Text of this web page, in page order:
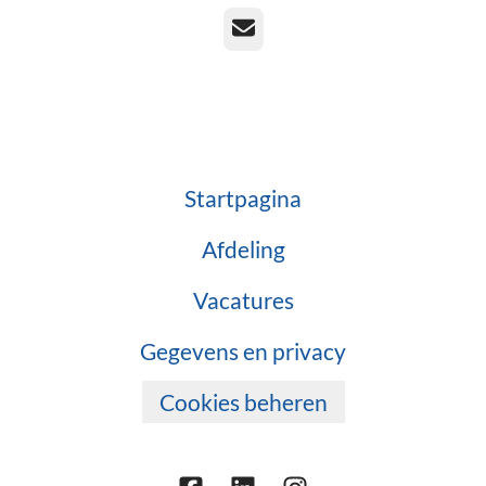
E-mailadres
Startpagina
Afdeling
Vacatures
Gegevens en privacy
Cookies beheren